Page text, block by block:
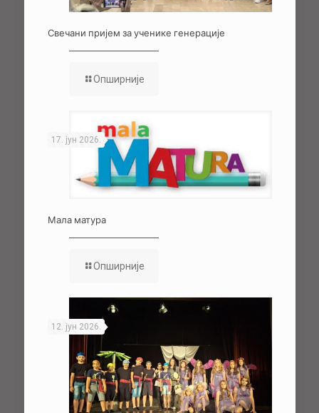
Свечани пријем за ученике генерације
Опширније
17. јун 2026.
Мала матура
Опширније
12. јун 2026.